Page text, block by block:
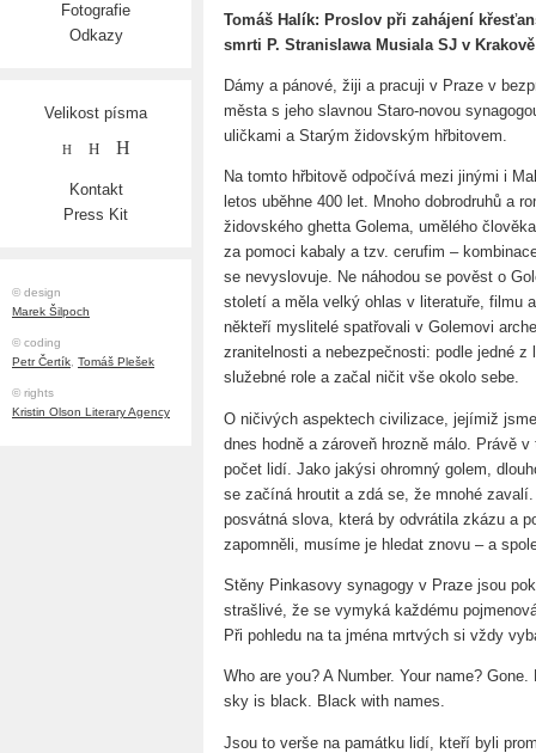
Fotografie
Odkazy
Velikost písma
H H H
Kontakt
Press Kit
© design
Marek Šilpoch
© coding
Petr Čertík, Tomáš Plešek
© rights
Kristin Olson Literary Agency
Tomáš Halík: Proslov při zahájení
smrti P. Stranislawa Musiala SJ v Krakově
Dámy a pánové, žiji a pracuji v Praze v
města s jeho slavnou Staro-novou
uličkami a Starým židovským hřbitovem.
Na tomto hřbitově odpočívá mezi jinými i
letos uběhne 400 let. Mnoho dobrodruhů a
židovského ghetta Golema, umělého
za pomoci kabaly a tzv. cerufim –
se nevyslovuje. Ne náhodou se pověst o
století a měla velký ohlas v literatuře, filmu
někteří myslitelé spatřovali v Golemovi
zranitelnosti a nebezpečnosti: podle jedné
služebné role a začal ničit vše okolo sebe.
O ničivých aspektech civilizace, jejímiž
dnes hodně a zároveň hrozně málo. Právě
počet lidí. Jako jakýsi ohromný golem,
se začíná hroutit a zdá se, že mnohé
posvátná slova, která by odvrátila zkázu a
zapomněli, musíme je hledat znovu – a
Stěny Pinkasovy synagogy v Praze jsou
strašlivé, že se vymyká každému
Při pohledu na ta jména mrtvých si vždy
Who are you? A Number. Your name?
sky is black. Black with names.
Jsou to verše na památku lidí, kteří byli